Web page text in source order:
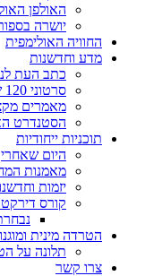
האולפן
יושרה
החוויה האולימפית
מדע וחדשנות
כתב העת
סרטוני 120 שניות
מאמרים
הסטנדרט
תוכניות ייחודיות
היום שאחרי
מאמנות
יזמות
קורס
הטרדה מינית
תלונה על
צרו קשר